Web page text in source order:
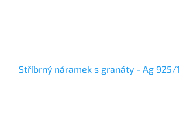
Stříbrný náramek s granáty - Ag